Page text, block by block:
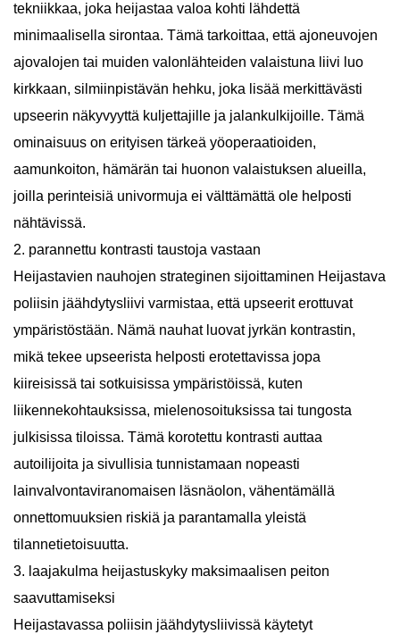
tekniikkaa, joka heijastaa valoa kohti lähdettä
minimaalisella sirontaa. Tämä tarkoittaa, että ajoneuvojen
ajovalojen tai muiden valonlähteiden valaistuna liivi luo
kirkkaan, silmiinpistävän hehku, joka lisää merkittävästi
upseerin näkyvyyttä kuljettajille ja jalankulkijoille. Tämä
ominaisuus on erityisen tärkeä yöoperaatioiden,
aamunkoiton, hämärän tai huonon valaistuksen alueilla,
joilla perinteisiä univormuja ei välttämättä ole helposti
nähtävissä.
2. parannettu kontrasti taustoja vastaan
Heijastavien nauhojen strateginen sijoittaminen Heijastava
poliisin jäähdytysliivi varmistaa, että upseerit erottuvat
ympäristöstään. Nämä nauhat luovat jyrkän kontrastin,
mikä tekee upseerista helposti erotettavissa jopa
kiireisissä tai sotkuisissa ympäristöissä, kuten
liikennekohtauksissa, mielenosoituksissa tai tungosta
julkisissa tiloissa. Tämä korotettu kontrasti auttaa
autoilijoita ja sivullisia tunnistamaan nopeasti
lainvalvontaviranomaisen läsnäolon, vähentämällä
onnettomuuksien riskiä ja parantamalla yleistä
tilannetietoisuutta.
3. laajakulma heijastuskyky maksimaalisen peiton
saavuttamiseksi
Heijastavassa poliisin jäähdytysliivissä käytetyt